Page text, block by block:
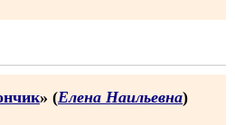
» (Елена Наильевна)